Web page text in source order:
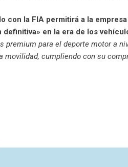
con la FIA permitirá a la
en la era de los
premium para el deporte motor a
movilidad, cumpliendo con su